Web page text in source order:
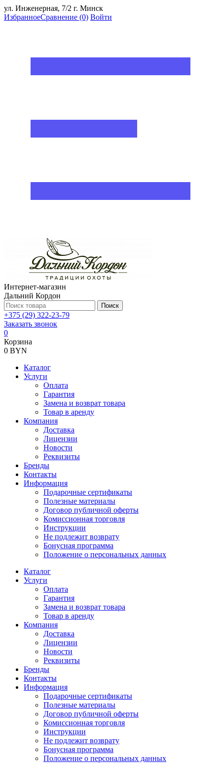
ул. Инженерная, 7/2 г. Минск
ИзбранноеСравнение (0) Войти
Интернет-магазин
Дальний Кордон
Поиск
+375 (29) 322-23-79
Заказать звонок
0
Корзина
0 BYN
Каталог
Услуги
Оплата
Гарантия
Замена и возврат товара
Товар в аренду
Компания
Доставка
Лицензии
Новости
Реквизиты
Бренды
Контакты
Информация
Подарочные сертификаты
Полезные материалы
Договор публичной оферты
Комиссионная торговля
Инструкции
Не подлежит возврату
Бонусная программа
Положение о персональных данных
Каталог
Услуги
Оплата
Гарантия
Замена и возврат товара
Товар в аренду
Компания
Доставка
Лицензии
Новости
Реквизиты
Бренды
Контакты
Информация
Подарочные сертификаты
Полезные материалы
Договор публичной оферты
Комиссионная торговля
Инструкции
Не подлежит возврату
Бонусная программа
Положение о персональных данных